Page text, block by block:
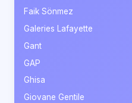
Faik Sönmez
Galeries Lafayette
Gant
GAP
Ghisa
Giovane Gentile